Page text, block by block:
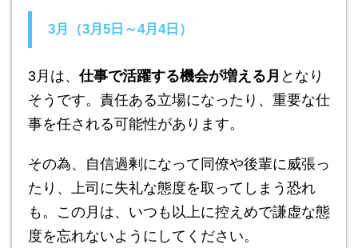
3月（3月5日～4月4日）
3月は、仕事で活躍する機会が増える月 となり
そうです。責任ある立場になったり、重要な仕
事を任される可能性があります。
その為、自信過剰になって同僚や後輩に威張っ
たり、上司に失礼な態度を取ってしまう恐れ
も。この月は、いつも以上に控えめで謙虚な態
度を忘れないようにしてください。